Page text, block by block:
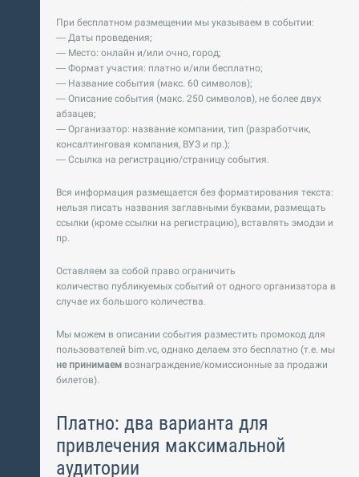
При бесплатном размещении мы указываем в событии:
— Даты проведения;
— Место: онлайн и/или очно, город;
— Формат участия: платно и/или бесплатно;
— Название события (макс. 60 символов);
— Описание события (макс. 250 символов), не более двух
абзацев;
— Организатор: название компании, тип (разработчик,
консалтинговая компания, ВУЗ и пр.);
— Ссылка на регистрацию/страницу события.
Вся информация размещается без форматирования текста:
нельзя писать названия заглавными буквами, размещать
ссылки (кроме ссылки на регистрацию), вставлять эмодзи и
пр.
Оставляем за собой право ограничить
количество публикуемых событий от одного организатора в
случае их большого количества.
Мы можем в описании события разместить промокод для
пользователей bim.vc, однако делаем это бесплатно (т.е. мы
не принимаем вознаграждение/комиссионные за продажи
билетов).
Платно: два варианта для
привлечения максимальной
аудитории